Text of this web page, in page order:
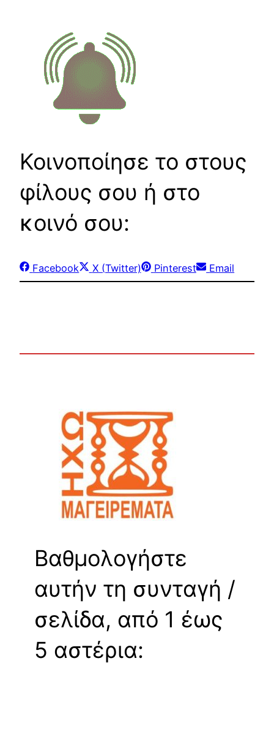
Κοινοποίησε το στους
φίλους σου ή στο
κοινό σου:
Share
on
Facebook
Share
on
X (Twitter)
Share
on
Pinterest
Share
on
Email
Βαθμολογήστε
αυτήν τη συνταγή /
σελίδα, από 1 έως
5 αστέρια: